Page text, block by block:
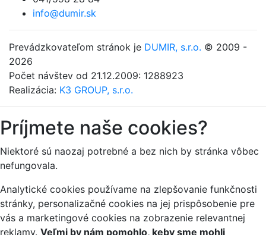
info@dumir.sk
Prevádzkovateľom stránok je DUMIR, s.r.o. © 2009 -
2026
Počet návštev od 21.12.2009: 1288923
Realizácia: K3 GROUP, s.r.o.
Príjmete naše cookies?
Niektoré sú naozaj potrebné a bez nich by stránka vôbec
nefungovala.
Analytické cookies používame na zlepšovanie funkčnosti
stránky, personalizačné cookies na jej prispôsobenie pre
vás a marketingové cookies na zobrazenie relevantnej
reklamy. Veľmi by nám pomohlo, keby sme mohli